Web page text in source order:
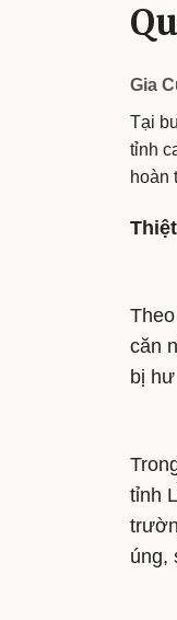
Gia
Tại
tỉnh
hoàn
căn
bị
tỉnh
úng,